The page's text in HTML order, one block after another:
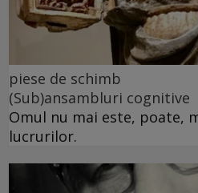
piese de schimb
(Sub)ansambluri cognitive
Omul nu mai este, poate,
lucrurilor.